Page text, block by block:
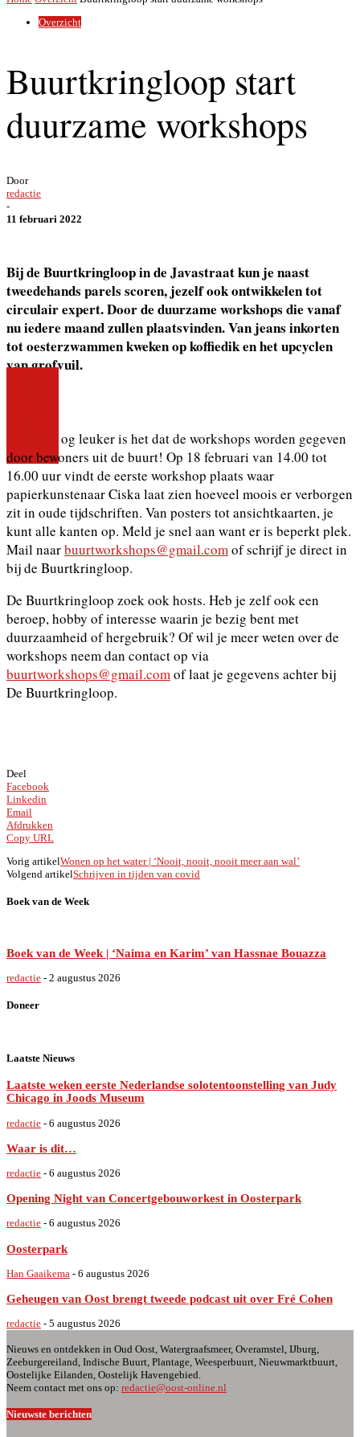
Overzicht
Buurtkringloop start
duurzame workshops
Door
redactie
-
11 februari 2022
Bij de Buurtkringloop in de Javastraat kun je naast
tweedehands parels scoren, jezelf ook ontwikkelen tot
circulair expert. Door de duurzame workshops die vanaf
nu iedere maand zullen plaatsvinden. Van jeans inkorten
tot oesterzwammen kweken op koffiedik en het upcyclen
van grofvuil.
og leuker is het dat de workshops worden gegeven
door bewoners uit de buurt! Op 18 februari van 14.00 tot
16.00 uur vindt de eerste workshop plaats waar
papierkunstenaar Ciska laat zien hoeveel moois er verborgen
zit in oude tijdschriften. Van posters tot ansichtkaarten, je
kunt alle kanten op. Meld je snel aan want er is beperkt plek.
Mail naarbuurtworkshops@gmail.comof schrijf je direct in
bij de Buurtkringloop.
De Buurtkringloop zoek ook hosts. Heb je zelf ook een
beroep, hobby of interesse waarin je bezig bent met
duurzaamheid of hergebruik? Of wil je meer weten over de
workshops neem dan contact op via
buurtworkshops@gmail.comof laat je gegevens achter bij
De Buurtkringloop.
Deel
Facebook
Linkedin
Email
Afdrukken
Copy URL
Vorig artikelWonen op het water | ‘Nooit, nooit, nooit meer aan wal’
Volgend artikelSchrijven in tijden van covid
Boek van de Week
Boek van de Week | ‘Naima en Karim’ van Hassnae Bouazza
redactie - 2 augustus 2026
Doneer
Laatste Nieuws
Laatste weken eerste Nederlandse solotentoonstelling van Judy
Chicago in Joods Museum
redactie - 6 augustus 2026
Waar is dit…
redactie - 6 augustus 2026
Opening Night van Concertgebouworkest in Oosterpark
redactie - 6 augustus 2026
Oosterpark
Han Gaaikema - 6 augustus 2026
Geheugen van Oost brengt tweede podcast uit over Fré Cohen
redactie - 5 augustus 2026
Nieuws en ontdekken in Oud Oost, Watergraafsmeer, Overamstel, IJburg,
Zeeburgereiland, Indische Buurt, Plantage, Weesperbuurt, Nieuwmarktbuurt,
Oostelijke Eilanden, Oostelijk Havengebied.
Neem contact met ons op: redactie@oost-online.nl
Nieuwste berichten